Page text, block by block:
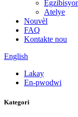
Atelye
Nouvèl
FAQ
Kontakte nou
English
Lakay
En-pwodwi
Kategori